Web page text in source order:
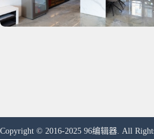
Copyright © 2016-2025 96编辑器. All Rights